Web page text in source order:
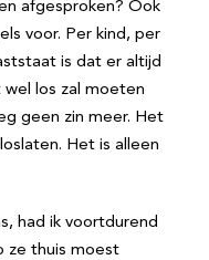
afgesproken? Ook
voor. Per kind, per
is dat er altijd
los zal moeten
geen zin meer. Het
Het is alleen
had ik voortdurend
ze thuis moest